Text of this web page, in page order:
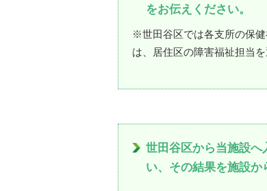
をお伝えください。
※世田谷区では各支所の保
は、居住区の障害福祉担当
世田谷区から当施設へ
い、その結果を施設か